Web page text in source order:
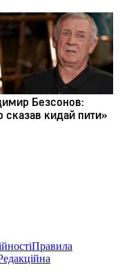
Правила